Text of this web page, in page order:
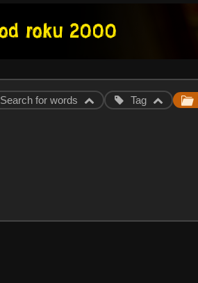
Search for words Tag